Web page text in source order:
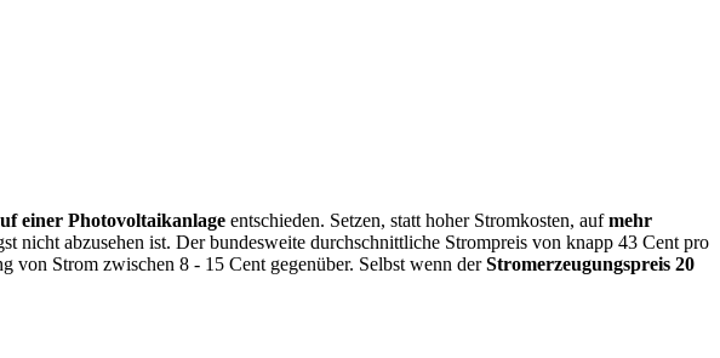
einer Photovoltaikanlage entschieden. Setzen, statt hoher Stromkosten, aufmehr
nicht abzusehen ist. Der bundesweite durchschnittliche Strompreis von knapp 43 Cent pro
von Strom zwischen 8 - 15 Cent gegenüber. Selbst wenn derStromerzeugungspreis 20